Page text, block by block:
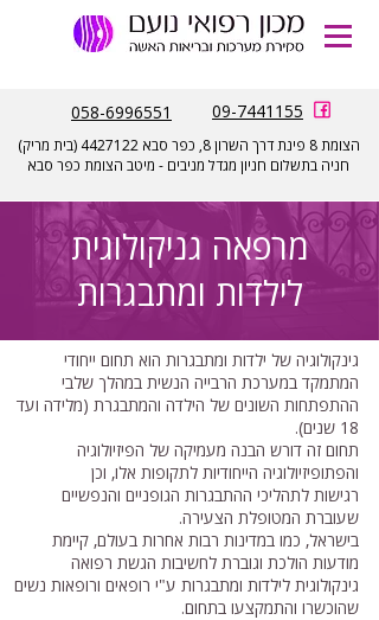
058-6996551 09-7441155
הצומת 8 פינת דרך השרון 8, כפר סבא 4427122 (בית מריק)
חניה בתשלום חניון מגדל מניבים - מיטב הצומת כפר סבא
מרפאה גניקולוגית
לילדות ומתבגרות
גינקולוגיה של ילדות ומתבגרות הוא תחום ייחודי
המתמקד במערכת הרבייה הנשית במהלך שלבי
ההתפתחות השונים של הילדה והמתבגרת (מלידה ועד
18 שנים).
תחום זה דורש הבנה מעמיקה של הפיזיולוגיה
והפתופיזיולוגיה הייחודיות לתקופות אלו, וכן
רגישות לתהליכי ההתבגרות הגופניים והנפשיים
שעוברת המטופלת הצעירה.
בישראל, כמו במדינות רבות אחרות בעולם, קיימת
מודעות הולכת וגוברת לחשיבות הגשת רפואה
גינקולוגית לילדות ומתבגרות ע"י רופאים ורופאות נשים
שהוכשרו והתמקצעו בתחום.